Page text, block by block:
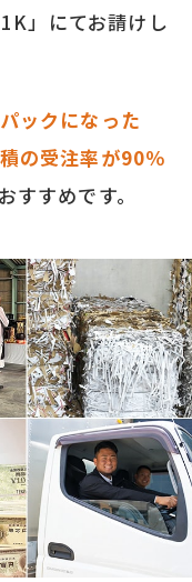
」にてお請けし
ックになった
の受注率が90％
すすめです。